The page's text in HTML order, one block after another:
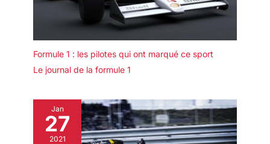
Formule 1 : les pilotes qui ont marqué ce sport
Le journal de la formule 1
Jan
27
2021